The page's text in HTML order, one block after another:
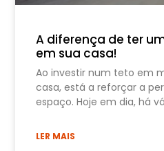
A diferença de ter
em sua casa!
Ao investir num teto em
casa, está a reforçar a
espaço. Hoje em dia, há
LER MAIS